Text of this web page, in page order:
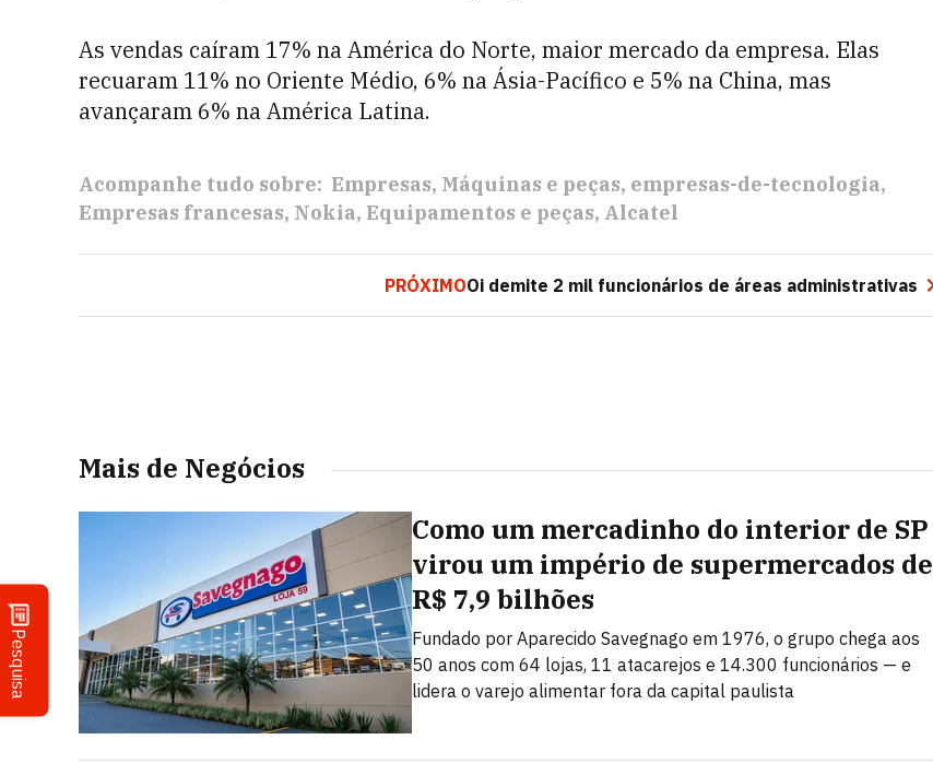
Pesquisa
As vendas caíram 17% na América do Norte, maior mercado da empresa. Elas
recuaram 11% no Oriente Médio, 6% na Ásia-Pacífico e 5% na China, mas
avançaram 6% na América Latina.
Acompanhe tudo sobre: Empresas Máquinas e peças empresas-de-tecnologia
Empresas francesas Nokia Equipamentos e peças Alcatel
PRÓXIMOOi demite 2 mil funcionários de áreas administrativas
Mais de Negócios
Como um mercadinho do interior de SP
virou um império de supermercados de
R$ 7,9 bilhões
Fundado por Aparecido Savegnago em 1976, o grupo chega aos
50 anos com 64 lojas, 11 atacarejos e 14.300 funcionários — e
lidera o varejo alimentar fora da capital paulista